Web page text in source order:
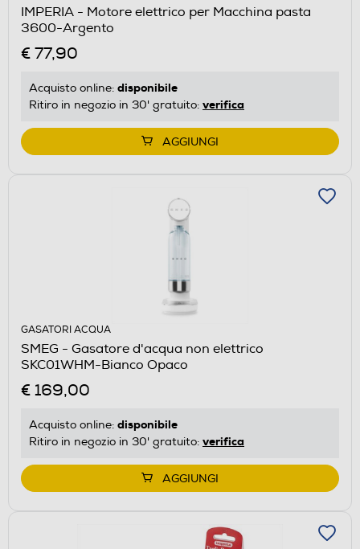
IMPERIA - Motore elettrico per Macchina pasta
3600-Argento
€ 77,90
Acquisto online: disponibile
Ritiro in negozio in 30' gratuito: verifica
AGGIUNGI
GASATORI ACQUA
SMEG - Gasatore d'acqua non elettrico
SKC01WHM-Bianco Opaco
€ 169,00
Acquisto online: disponibile
Ritiro in negozio in 30' gratuito: verifica
AGGIUNGI